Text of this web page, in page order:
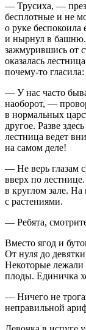
— Трусиха, —
бесплотные и не
о руке беспокоила
и нырнул в
зажмурившись от
оказалась
почему-то
— У нас часто
наоборот, —
в нормальных
другое. Разве
лестница ведет
на самом деле!
— Не верь глазам
вверх по
в круглом зале.
с растениями.
— Ребята,
Вместо ягод и
От нуля до
Некоторые лежали
плоды. Единичка
— Ничего не
неправильной